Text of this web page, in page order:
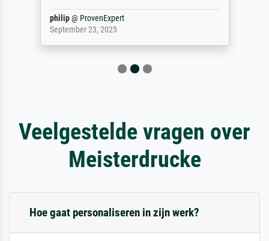
philip@ ProvenExpert
September 23, 2025
Veelgestelde vragen over
Meisterdrucke
Hoe gaat personaliseren in zijn werk?